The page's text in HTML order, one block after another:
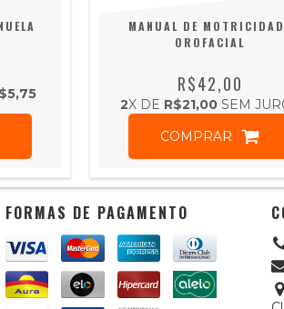
MANUAL DE
OROFACIAL
R$42,00
2X DE R$21,00SEM
COMPRAR
FORMAS DE PAGAMENTO